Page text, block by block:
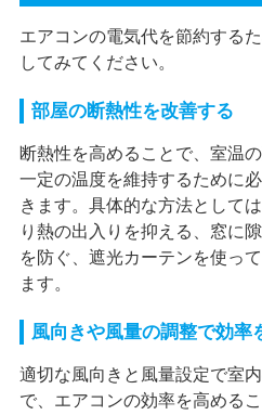
エアコンの電気代を節約する
してみてください。
部屋の断熱性を改善する
断熱性を高めることで、室温
一定の温度を維持するために
きます。具体的な方法として
り熱の出入りを抑える、窓に
を防ぐ、遮光カーテンを使っ
ます。
風向きや風量の調整で効率
適切な風向きと風量設定で室
で、エアコンの効率を高める